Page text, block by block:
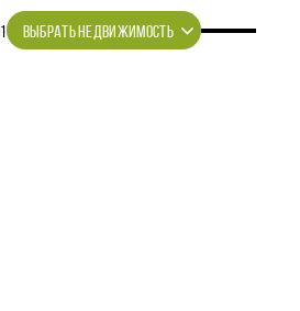
ВЫБРАТЬ НЕДВИЖИМОСТЬ